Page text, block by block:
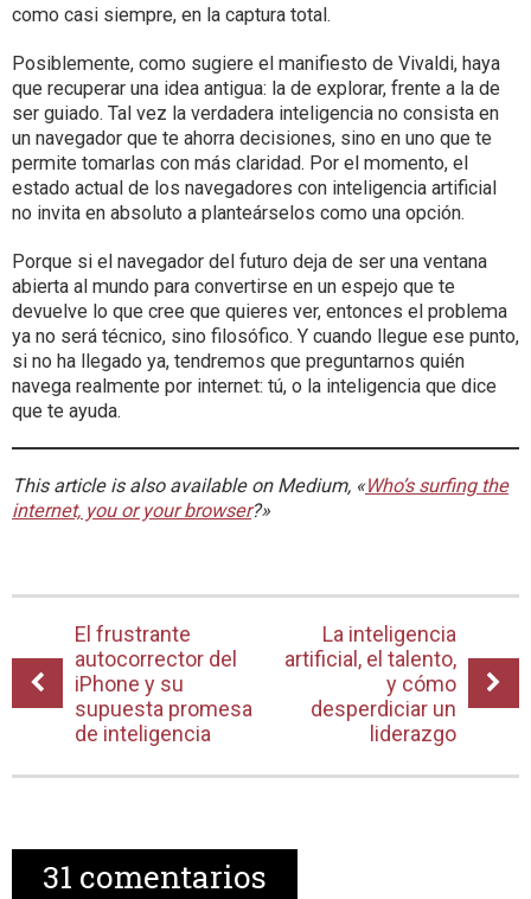
como casi siempre, en la captura total.
Posiblemente, como sugiere el manifiesto de Vivaldi, haya
que recuperar una idea antigua: la de explorar, frente a la de
ser guiado. Tal vez la verdadera inteligencia no consista en
un navegador que te ahorra decisiones, sino en uno que te
permite tomarlas con más claridad. Por el momento, el
estado actual de los navegadores con inteligencia artificial
no invita en absoluto a planteárselos como una opción.
Porque si el navegador del futuro deja de ser una ventana
abierta al mundo para convertirse en un espejo que te
devuelve lo que cree que quieres ver, entonces el problema
ya no será técnico, sino filosófico. Y cuando llegue ese punto,
si no ha llegado ya, tendremos que preguntarnos quién
navega realmente por internet: tú, o la inteligencia que dice
que te ayuda.
This article is also available on Medium, «Who’s surfing the
internet, you or your browser?»
El frustrante
autocorrector del
iPhone y su
supuesta promesa
de inteligencia
La inteligencia
artificial, el talento,
y cómo
desperdiciar un
liderazgo
31 comentarios